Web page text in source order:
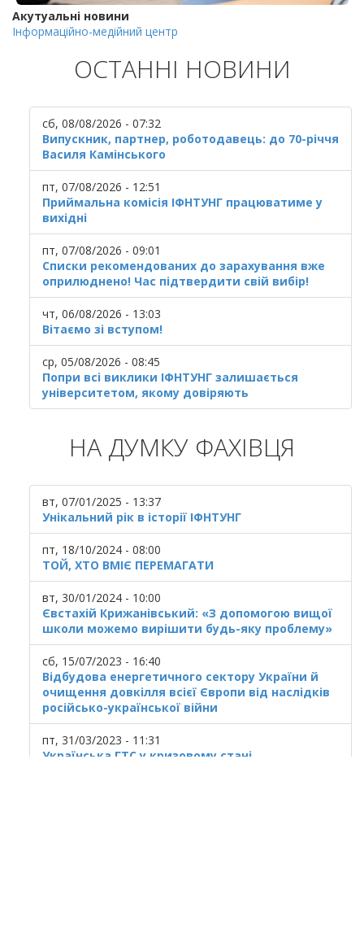
Акутуальні новини
Інформаційно-медійний центр
ОСТАННІ НОВИНИ
сб, 08/08/2026 - 07:32
Випускник, партнер, роботодавець: до 70-річчя
Василя Камінського
пт, 07/08/2026 - 12:51
Приймальна комісія ІФНТУНГ працюватиме у
вихідні
пт, 07/08/2026 - 09:01
Списки рекомендованих до зарахування вже
оприлюднено! Час підтвердити свій вибір!
чт, 06/08/2026 - 13:03
Вітаємо зі вступом!
ср, 05/08/2026 - 08:45
Попри всі виклики ІФНТУНГ залишається
університетом, якому довіряють
НА ДУМКУ ФАХІВЦЯ
вт, 07/01/2025 - 13:37
Унікальний рік в історії ІФНТУНГ
пт, 18/10/2024 - 08:00
ТОЙ, ХТО ВМІЄ ПЕРЕМАГАТИ
вт, 30/01/2024 - 10:00
Євстахій Крижанівський: «З допомогою вищої
школи можемо вирішити будь-яку проблему»
сб, 15/07/2023 - 16:40
Відбудова енергетичного сектору України й
очищення довкілля всієї Європи від наслідків
російсько-української війни
пт, 31/03/2023 - 11:31
Українська ГТС у кризовому стані